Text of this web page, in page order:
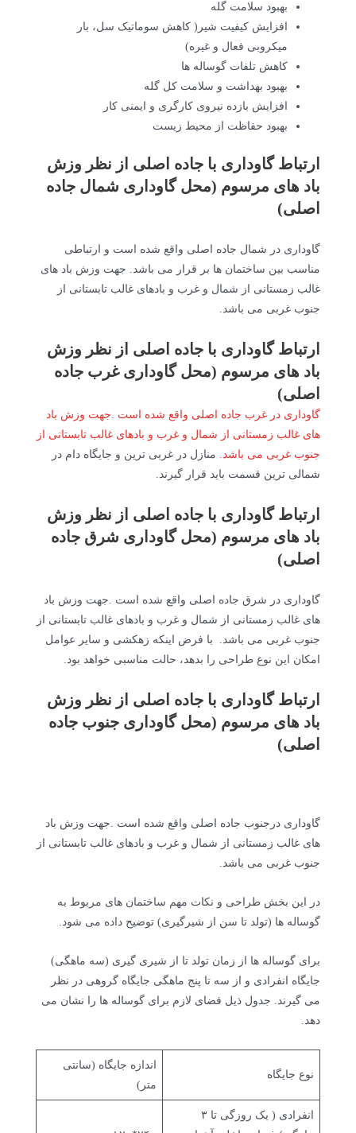
بهبود سلامت گله
افزایش کیفیت شیر( کاهش سوماتیک سل، بار
میکروبی فعال و غیره)
کاهش تلفات گوساله ها
بهبود بهداشت و سلامت کل گله
افزایش بازده نیروی کارگری و ایمنی کار
بهبود حفاظت از محیط زیست
ارتباط گاوداری با جاده اصلی از نظر وزش
باد های مرسوم (محل گاوداری شمال جاده
اصلی)
گاوداری در شمال جاده اصلی واقع شده است و ارتباطی
مناسب بین ساختمان ها بر قرار می باشد. جهت وزش باد های
غالب زمستانی از شمال و غرب و بادهای غالب تابستانی از
جنوب غربی می باشد.
ارتباط گاوداری با جاده اصلی از نظر وزش
باد های مرسوم (محل گاوداری غرب جاده
اصلی)
گاوداری در غرب جاده اصلی واقع شده است .جهت وزش باد
های غالب زمستانی از شمال و غرب و بادهای غالب تابستانی از
جنوب غربی می باشد.
منازل در غربی ترین و جایگاه دام در
شمالی ترین قسمت باید قرار گیرند.
ارتباط گاوداری با جاده اصلی از نظر وزش
باد های مرسوم (محل گاوداری شرق جاده
اصلی)
گاوداری در شرق جاده اصلی واقع شده است .جهت وزش باد
های غالب زمستانی از شمال و غرب و بادهای غالب تابستانی از
جنوب غربی می باشد. با فرض اینکه زهکشی و سایر عوامل
امکان این نوع طراحی را بدهد، حالت مناسبی خواهد بود.
ارتباط گاوداری با جاده اصلی از نظر وزش
باد های مرسوم (محل گاوداری جنوب جاده
اصلی)
گاوداری درجنوب جاده اصلی واقع شده است .جهت وزش باد
های غالب زمستانی از شمال و غرب و بادهای غالب تابستانی از
جنوب غربی می باشد.
در این بخش طراحی و نکات مهم ساختمان های مربوط به
گوساله ها (تولد تا سن از شیرگیری) توضیح داده می شود.
برای گوساله ها از زمان تولد تا از شیری گیری (سه ماهگی)
جایگاه انفرادی و از سه تا پنج ماهگی جایگاه گروهی در نظر
می گیرند. جدول ذیل فضای لازم برای گوساله ها را نشان می
دهد.
نوع جایگاه
اندازه جایگاه (سانتی
متر)
انفرادی ( یک روزگی تا ۳